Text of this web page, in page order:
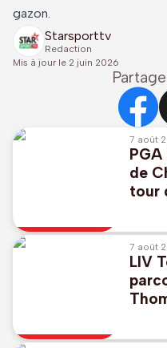
gazon.
Starsporttv
Redaction
Mis à jour le 2 juin 2026
7 août
de
tour
Nord
7 août
LIV